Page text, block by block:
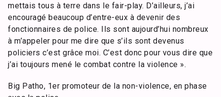
mettais tous à terre dans le fair-play. D’ailleurs, j’ai
encouragé beaucoup d’entre-eux à devenir des
fonctionnaires de police. Ils sont aujourd’hui nombreux
à m’appeler pour me dire que s’ils sont devenus
policiers c’est grâce moi. C’est donc pour vous dire que
j’ai toujours mené le combat contre la violence ».
Big Patho, 1er promoteur de la non-violence, en phase